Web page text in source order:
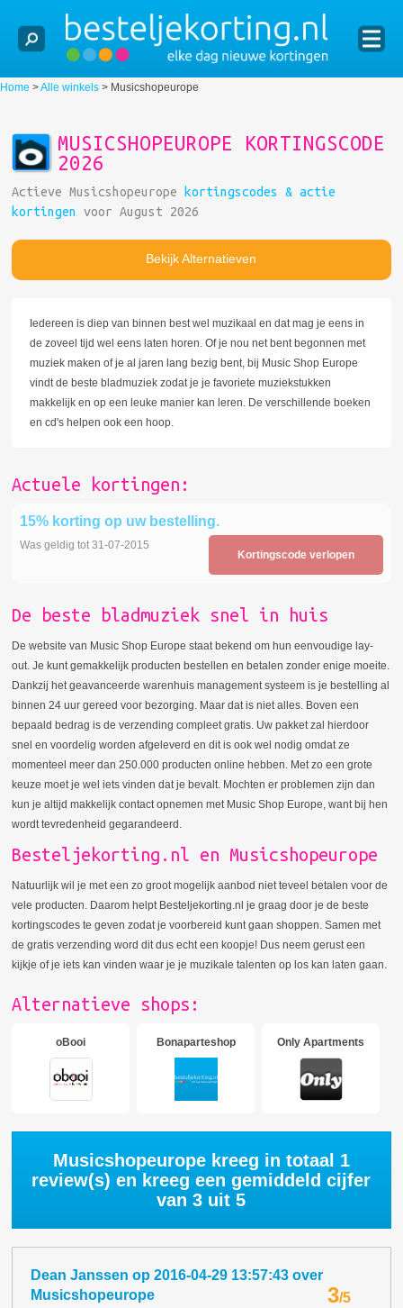
Home >Alle winkels > Musicshopeurope
MUSICSHOPEUROPE KORTINGSCODE
2026
Actieve Musicshopeurope kortingscodes & actie
kortingen
voor August 2026
Bekijk Alternatieven
Iedereen is diep van binnen best wel muzikaal en dat mag je eens in
de zoveel tijd wel eens laten horen. Of je nou net bent begonnen met
muziek maken of je al jaren lang bezig bent, bij Music Shop Europe
vindt de beste bladmuziek zodat je je favoriete muziekstukken
makkelijk en op een leuke manier kan leren. De verschillende boeken
en cd's helpen ook een hoop.
Actuele kortingen:
15% korting op uw bestelling.
Kortingscode verlopen
Was geldig tot 31-07-2015
De beste bladmuziek snel in huis
De website van Music Shop Europe staat bekend om hun eenvoudige lay-
out. Je kunt gemakkelijk producten bestellen en betalen zonder enige moeite.
Dankzij het geavanceerde warenhuis management systeem is je bestelling al
binnen 24 uur gereed voor bezorging. Maar dat is niet alles. Boven een
bepaald bedrag is de verzending compleet gratis. Uw pakket zal hierdoor
snel en voordelig worden afgeleverd en dit is ook wel nodig omdat ze
momenteel meer dan 250.000 producten online hebben. Met zo een grote
keuze moet je wel iets vinden dat je bevalt. Mochten er problemen zijn dan
kun je altijd makkelijk contact opnemen met Music Shop Europe, want bij hen
wordt tevredenheid gegarandeerd.
Besteljekorting.nl en Musicshopeurope
Natuurlijk wil je met een zo groot mogelijk aanbod niet teveel betalen voor de
vele producten. Daarom helpt Besteljekorting.nl je graag door je de beste
kortingscodes te geven zodat je voorbereid kunt gaan shoppen. Samen met
de gratis verzending word dit dus echt een koopje! Dus neem gerust een
kijkje of je iets kan vinden waar je je muzikale talenten op los kan laten gaan.
Alternatieve shops:
oBooi Bonaparteshop Only Apartments
Musicshopeurope kreeg in totaal 1
review(s) en kreeg een gemiddeld cijfer
van3 uit 5
Dean Janssen op2016-04-29 13:57:43 over
Musicshopeurope
3/5